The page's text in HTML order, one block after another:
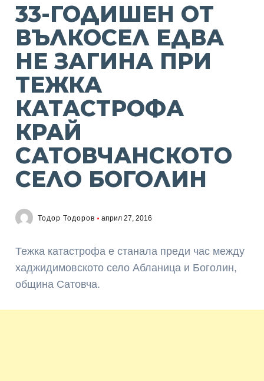
33-ГОДИШЕН ОТ
ВЪЛКОСЕЛ ЕДВА
НЕ ЗАГИНА ПРИ
ТЕЖКА
КАТАСТРОФА
КРАЙ
САТОВЧАНСКОТО
СЕЛО БОГОЛИН
Тодор Тодоров април 27, 2016
Тежка катастрофа е станала преди час между
хаджидимовското село Абланица и Боголин,
община Сатовча.